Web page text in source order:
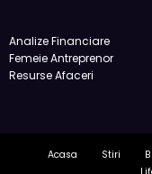
Analize Financiare
Femeie Antreprenor
Resurse Afaceri
Acasa Stiri